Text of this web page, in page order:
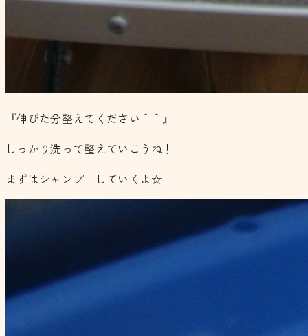
『伸びた分整えてください＾＾』
しっかり洗って整えていこうね！
まずはシャンプーしていくよ☆